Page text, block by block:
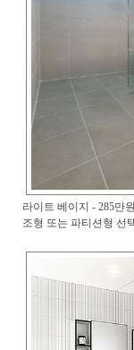
라이트 베이지 - 285만
조형 또는 파티션형 선